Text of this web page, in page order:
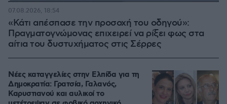
«Κάτι απέσπασε την προσοχή του οδηγού»:
Πραγματογνώμονας επιχειρεί να ρίξει φως στα
αίτια του δυστυχήματος στις Σέρρες
07.08.2026, 18:54
Νέες καταγγελίες στην Ελπίδα για τη
Δημοκρατία: Γρατσία, Γαλανός,
Καρυστιανού και αυλικοί το